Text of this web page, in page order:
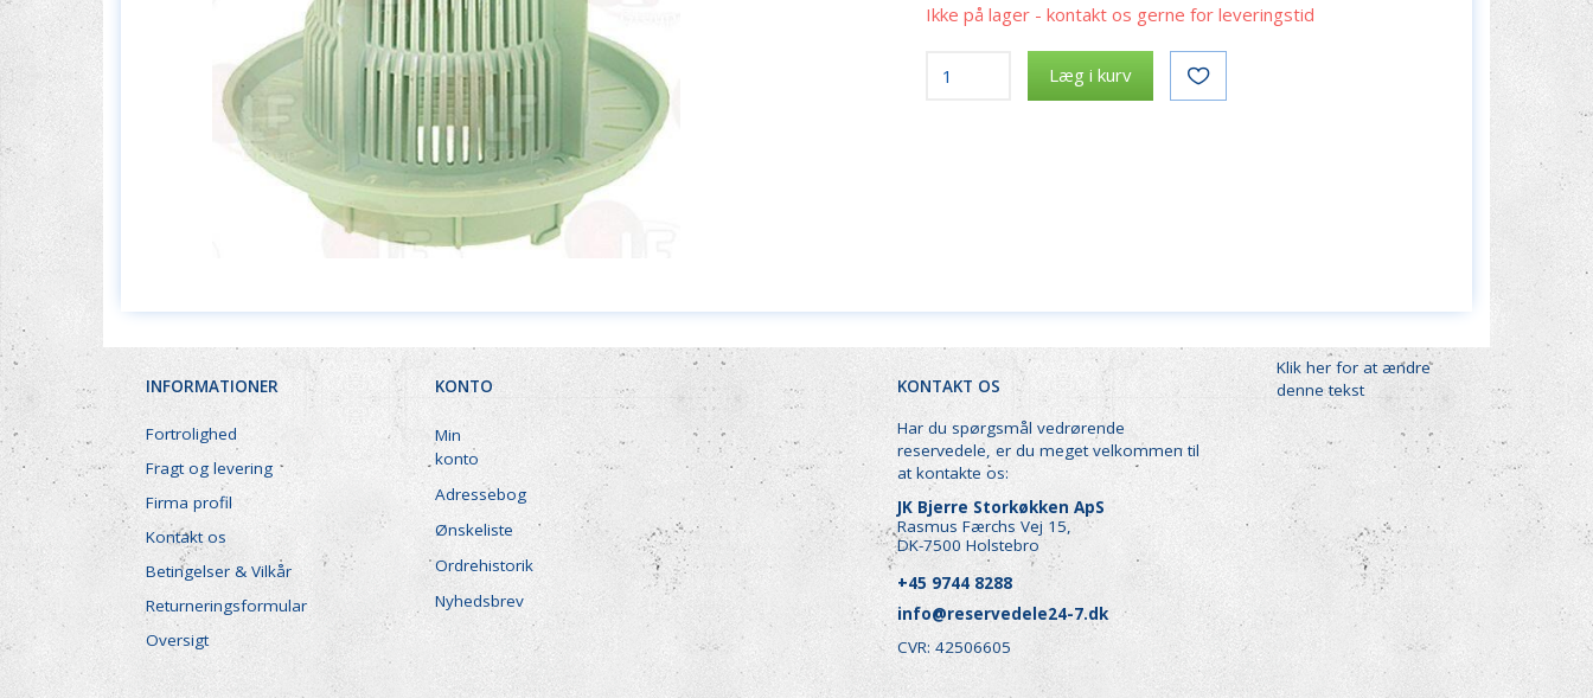
Ikke på lager - kontakt os gerne for leveringstid
Læg i kurv
INFORMATIONER
Fortrolighed
Fragt og levering
Firma profil
Kontakt os
Betingelser & Vilkår
Returneringsformular
Oversigt
KONTO
Min
konto
Adressebog
Ønskeliste
Ordrehistorik
Nyhedsbrev
KONTAKT OS
Har du spørgsmål vedrørende
reservedele, er du meget velkommen til
at kontakte os:
JK Bjerre Storkøkken ApS
Rasmus Færchs Vej 15,
DK-7500 Holstebro
+45 9744 8288
info@reservedele24-7.dk
CVR: 42506605
Klik her for at ændre
denne tekst